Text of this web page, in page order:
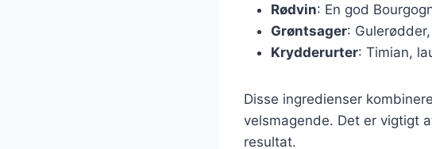
Rødvin: En god
Grøntsager:
Krydderurter: Timian,
Disse ingredienser
velsmagende. Det er vigtigt
resultat.